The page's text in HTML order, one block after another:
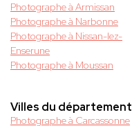
Photographe à Armissan
Photographe à Narbonne
Photographe à Nissan-lez-
Enserune
Photographe à Moussan
Villes du département
Photographe à Carcassonne